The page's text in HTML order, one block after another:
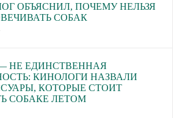
ОБЪЯСНИЛ, ПОЧЕМУ НЕЛЬЗЯ
СОБАК
НЕ ЕДИНСТВЕННАЯ
КИНОЛОГИ НАЗВАЛИ
КОТОРЫЕ СТОИТ
СОБАКЕ ЛЕТОМ